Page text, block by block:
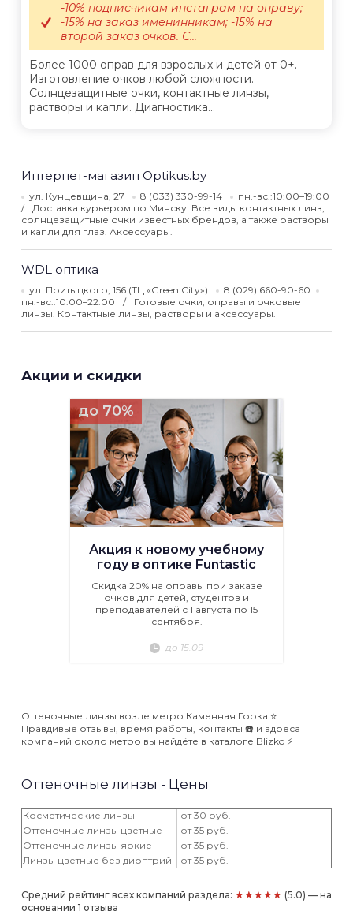
Более 1000 оправ для взрослых и детей от 0+.
Изготовление очков любой сложности.
Солнцезащитные очки, контактные линзы,
растворы и капли. Диагностика...
-10% подписчикам инстаграм на оправу;
-15% на заказ именинникам; -15% на
второй заказ очков. С...
Интернет-магазин Optikus.by
ул. Кунцевщина, 27 8 (033) 330-99-14
пн.-вс.:10:00–19:00
Доставка курьером по Минску. Все виды контактных линз,
солнцезащитные очки известных брендов, а также растворы
и капли для глаз. Аксессуары.
WDL оптика
ул. Притыцкого, 156 (ТЦ «Green City»)
8 (029) 660-90-60
пн.-вс.:10:00–22:00
Готовые очки, оправы и очковые
линзы. Контактные линзы, растворы и аксессуары.
Акции и скидки
до 70%
Акция к новому учебному
году в оптике Funtastic
Скидка 20% на оправы при заказе
очков для детей, студентов и
преподавателей с 1 августа по 15
сентября.
до 15.09
Оттеночные линзы возле метро Каменная Горка ⭐️
Правдивые отзывы, время работы, контакты ☎️ и адреса
компаний около метро вы найдёте в каталоге Blizko ⚡️
Оттеночные линзы - Цены
Косметические линзы
от 30 руб.
Оттеночные линзы цветные
от 35 руб.
Оттеночные линзы яркие
от 35 руб.
Линзы цветные без диоптрий
от 35 руб.
Средний рейтинг всех компаний раздела: ★★★★★ (5.0) — на
основании 1 отзыва